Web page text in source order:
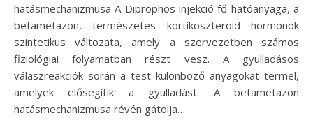
hatásmechanizmusa A Diprophos injekció fő hatóanyaga, a
betametazon, természetes kortikoszteroid hormonok
szintetikus változata, amely a szervezetben számos
fiziológiai folyamatban részt vesz. A gyulladásos
válaszreakciók során a test különböző anyagokat termel,
amelyek elősegítik a gyulladást. A betametazon
hatásmechanizmusa révén gátolja…